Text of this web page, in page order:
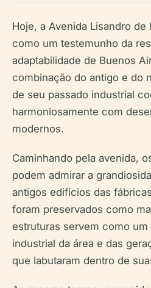
Hoje, a Avenida Lisandro
como um testemunho da
adaptabilidade de Buenos
combinação do antigo e do
de seu passado industrial
harmoniosamente com
modernos.
Caminhando pela avenida,
podem admirar a
antigos edifícios das
foram preservados como
estruturas servem como
industrial da área e das
que labutaram dentro de